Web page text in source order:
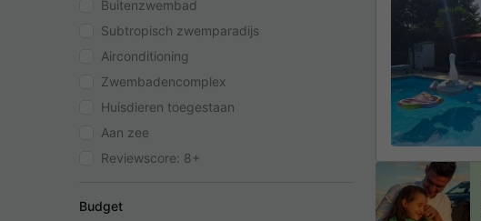
Buitenzwembad
Subtropisch zwemparadijs
Airconditioning
Zwembadencomplex
Huisdieren toegestaan
Aan zee
Reviewscore: 8+
Budget